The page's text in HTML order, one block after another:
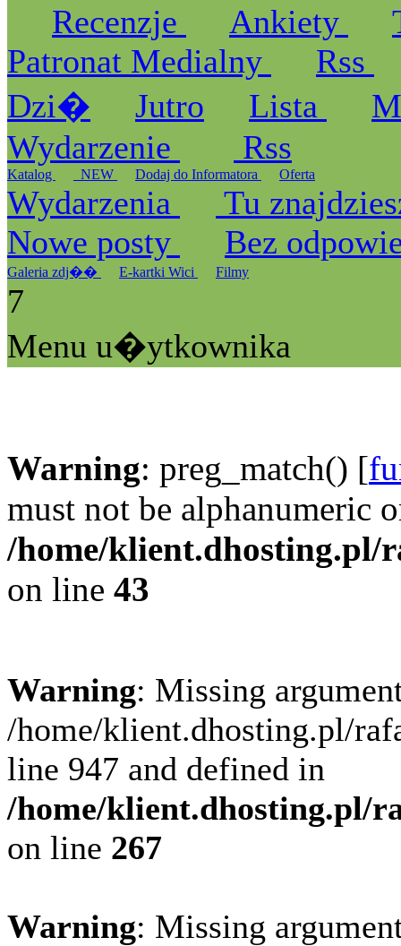
Recenzje
Ankiety
Patronat Medialny
Rss
Dzi�
Jutro Lista
Wydarzenie
Rss
Katalog _NEW Dodaj do Informatora Oferta
Wydarzenia
Tu
Nowe posty
Bez
Galeria zdj�� E-kartki Wici Filmy
7
Menu u�ytkownika
Warning: preg_match() [
must not be alphanumeric
/home/klient.dhosting.pl/
on line 43
Warning: Missing
/home/klient.dhosting.pl/
line 947 and defined in
/home/klient.dhosting.pl/
on line 267
Warning: Missing